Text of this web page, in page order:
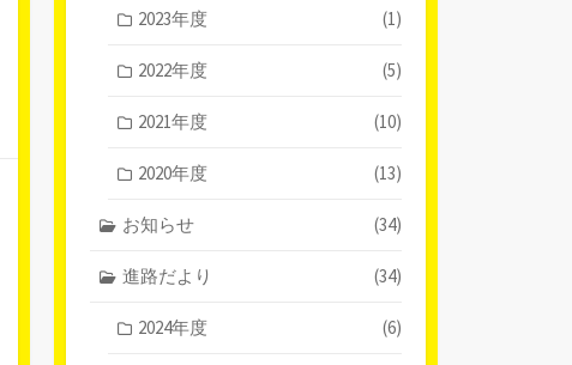
2023年度 (1)
2022年度 (5)
2021年度 (10)
2020年度 (13)
お知らせ (34)
進路だより (34)
2024年度 (6)